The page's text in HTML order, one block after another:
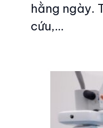
hằng ngày.
cứu,…